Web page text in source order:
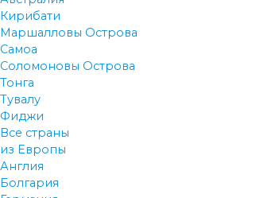
Кирибати
Маршалловы Острова
Самоа
Соломоновы Острова
Тонга
Тувалу
Фиджи
Все страны
из Европы
Англия
Болгария